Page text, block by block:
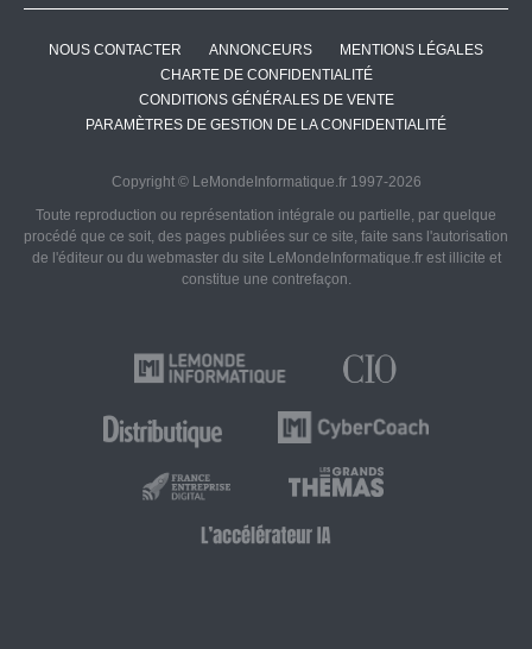
NOUS CONTACTER ANNONCEURS
MENTIONS LÉGALES
CHARTE DE CONFIDENTIALITÉ
CONDITIONS GÉNÉRALES DE VENTE
PARAMÈTRES DE GESTION DE LA CONFIDENTIALITÉ
Copyright © LeMondeInformatique.fr 1997-2026
Toute reproduction ou représentation intégrale ou partielle, par quelque
procédé que ce soit, des pages publiées sur ce site, faite sans l'autorisation
de l'éditeur ou du webmaster du site LeMondeInformatique.fr est illicite et
constitue une contrefaçon.